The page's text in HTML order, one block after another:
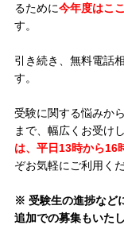
るために今年度はこ
す。
引き続き、無料電話
す。
受験に関する悩みか
まで、幅広くお受けし
は、平日13時から16
ぞお気軽にご利用く
※ 受験生の進捗など
追加での募集もいた